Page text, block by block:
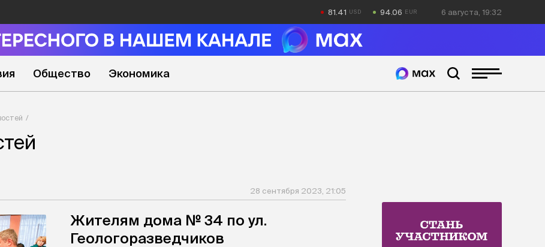
81.41 94.06 6 августа, 19:32
Общество Экономика
28 сентября 2023, 21:05
Жителям дома № 34 по ул.
Геологоразведчиков